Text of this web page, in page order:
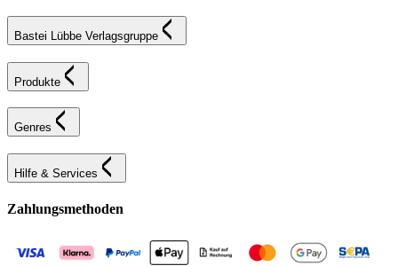
Bastei Lübbe Verlagsgruppe
Produkte
Genres
Hilfe & Services
Zahlungsmethoden